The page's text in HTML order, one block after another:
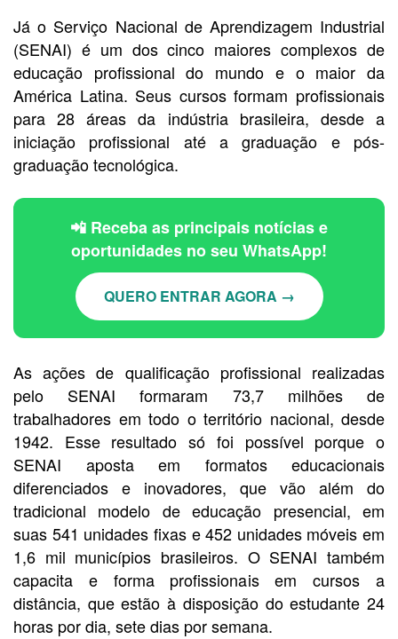
Já o Serviço Nacional de Aprendizagem Industrial
(SENAI) é um dos cinco maiores complexos de
educação profissional do mundo e o maior da
América Latina. Seus cursos formam profissionais
para 28 áreas da indústria brasileira, desde a
iniciação profissional até a graduação e pós-
graduação tecnológica.
📲 Receba as principais notícias e
oportunidades no seu WhatsApp!
QUERO ENTRAR AGORA →
As ações de qualificação profissional realizadas
pelo SENAI formaram 73,7 milhões de
trabalhadores em todo o território nacional, desde
1942. Esse resultado só foi possível porque o
SENAI aposta em formatos educacionais
diferenciados e inovadores, que vão além do
tradicional modelo de educação presencial, em
suas 541 unidades fixas e 452 unidades móveis em
1,6 mil municípios brasileiros. O SENAI também
capacita e forma profissionais em cursos a
distância, que estão à disposição do estudante 24
horas por dia, sete dias por semana.